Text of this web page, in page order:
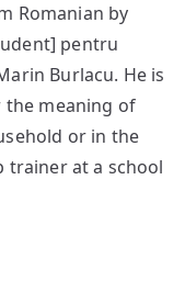
Romanian by
pentru
Burlacu. He is
the meaning of
or in the
trainer at a school